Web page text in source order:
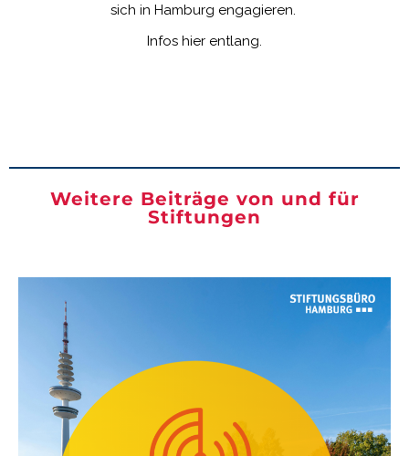
sich in Hamburg engagieren.
Infos hier entlang.
Weitere Beiträge von und für
Stiftungen